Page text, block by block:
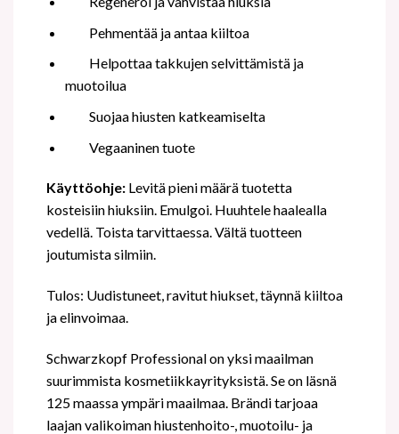
Pehmentää ja antaa kiiltoa
Helpottaa takkujen selvittämistä ja
muotoilua
Suojaa hiusten katkeamiselta
Vegaaninen tuote
Käyttöohje: Levitä pieni määrä tuotetta
kosteisiin hiuksiin. Emulgoi. Huuhtele haalealla
vedellä. Toista tarvittaessa. Vältä tuotteen
joutumista silmiin.
Tulos: Uudistuneet, ravitut hiukset, täynnä kiiltoa
ja elinvoimaa.
Schwarzkopf Professional on yksi maailman
suurimmista kosmetiikkayrityksistä. Se on läsnä
125 maassa ympäri maailmaa. Brändi tarjoaa
laajan valikoiman hiustenhoito-, muotoilu- ja